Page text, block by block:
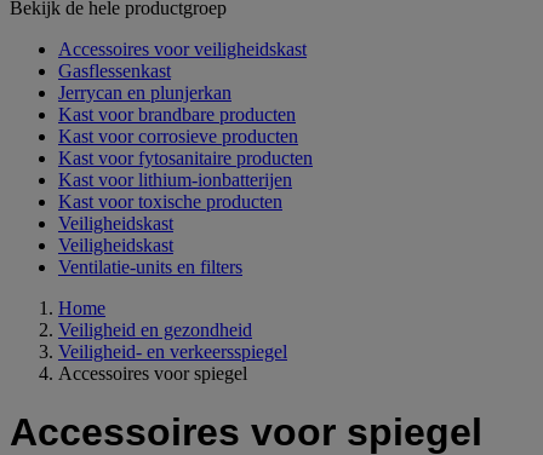
Bekijk de hele productgroep
Accessoires voor veiligheidskast
Gasflessenkast
Jerrycan en plunjerkan
Kast voor brandbare producten
Kast voor corrosieve producten
Kast voor fytosanitaire producten
Kast voor lithium-ionbatterijen
Kast voor toxische producten
Veiligheidskast
Veiligheidskast
Ventilatie-units en filters
Home
Veiligheid en gezondheid
Veiligheid- en verkeersspiegel
Accessoires voor spiegel
Accessoires voor spiegel